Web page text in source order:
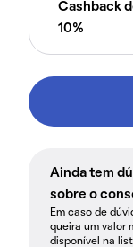
Cashback
10%
Ainda tem
sobre o
Em caso de
queira um valor
disponível na